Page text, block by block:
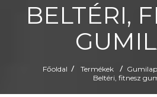
BELTÉRI,
Főoldal / Termékek /
Beltéri, fitnesz